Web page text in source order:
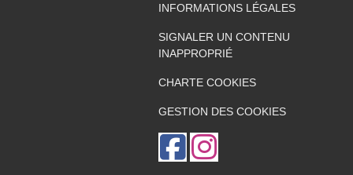
INFORMATIONS LÉGALES
SIGNALER UN CONTENU
INAPPROPRIÉ
CHARTE COOKIES
GESTION DES COOKIES